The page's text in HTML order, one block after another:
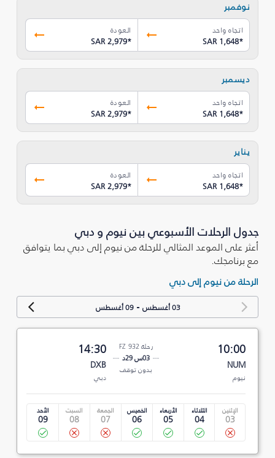
نوفمبر
اتجاه واحد
SAR 1,648*
العودة
SAR 2,979*
ديسمبر
اتجاه واحد
SAR 1,648*
العودة
SAR 2,979*
يناير
اتجاه واحد
SAR 1,648*
العودة
SAR 2,979*
جدول الرحلات الأسبوعي بين نيوم و دبي
أعثر على الموعد المثالي للرحلة من نيوم إلى دبي بما يتوافق
مع برنامجك.
الرحلة من نيوم إلى دبي
03 أغسطس -09 أغسطس
10:00
NUM
نيوم
رحلة FZ 932
03س 29د
بدون توقف
14:30
DXB
دبي
الإثنين
03
الثلاثاء
04
الأربعاء
05
الخميس
06
الجمعة
07
السبت
08
الأحد
09